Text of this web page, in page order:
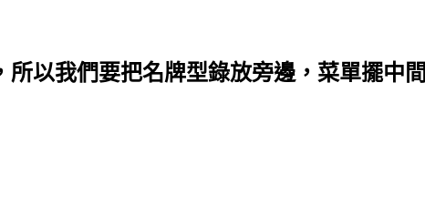
以我們要把名牌型錄放旁邊，菜單擺中間